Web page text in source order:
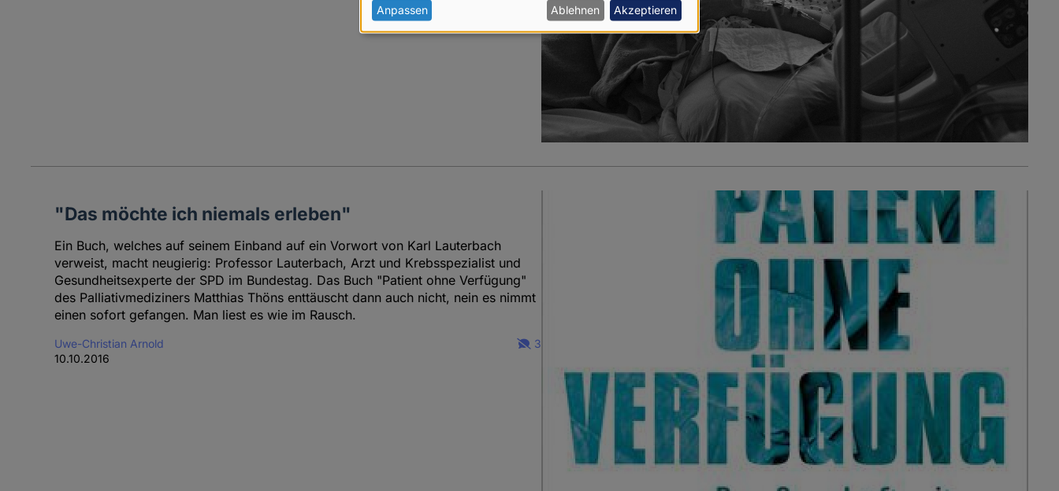
"Das möchte ich niemals erleben"
Ein Buch, welches auf seinem Einband auf ein Vorwort von Karl Lauterbach
verweist, macht neugierig: Professor Lauterbach, Arzt und Krebsspezialist und
Gesundheitsexperte der SPD im Bundestag. Das Buch "Patient ohne Verfügung"
des Palliativmediziners Matthias Thöns enttäuscht dann auch nicht, nein es nimmt
einen sofort gefangen. Man liest es wie im Rausch.
Uwe-Christian Arnold
10.10.2016
3
personenbezogenen
Daten
Anpassen Ablehnen Akzeptieren